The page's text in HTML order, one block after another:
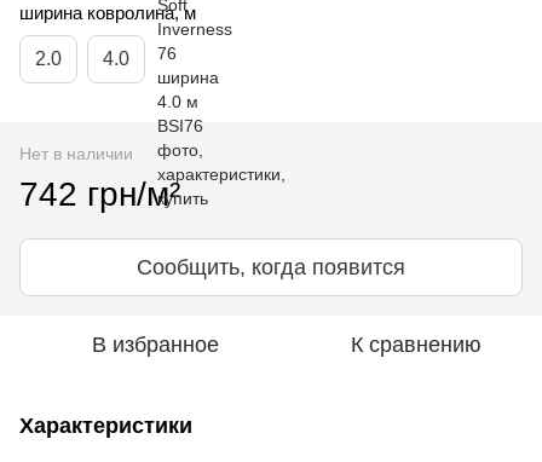
ширина ковролина, м
2.0 4.0
Нет в наличии
742 грн/м²
Сообщить, когда появится
В избранное К сравнению
Характеристики